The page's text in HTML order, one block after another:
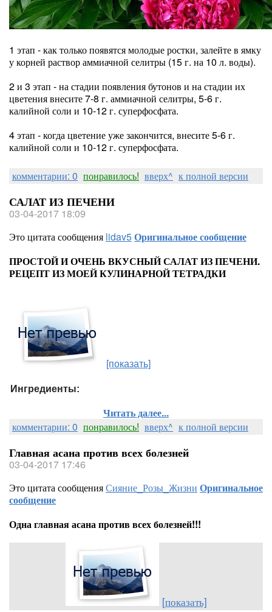
1 этап - как только появятся молодые ростки, залейте в ямку
у корней раствор аммиачной селитры (15 г. на 10 л. воды).
2 и 3 этап - на стадии появления бутонов и на стадии их
цветения внесите 7-8 г. аммиачной селитры, 5-6 г.
калийной соли и 10-12 г. суперфосфата.
4 этап - когда цветение уже закончится, внесите 5-6 г.
калийной соли и 10-12 г. суперфосфата.
комментарии: 0 понравилось! вверх^ к полной версии
САЛАТ ИЗ ПЕЧЕНИ
03-04-2017 18:09
Это цитата сообщения lidav5Оригинальное сообщение
ПРОСТОЙ И ОЧЕНЬ ВКУСНЫЙ САЛАТ ИЗ ПЕЧЕНИ.
РЕЦЕПТ ИЗ МОЕЙ КУЛИНАРНОЙ ТЕТРАДКИ
[показать]
Ингредиенты:
Читать далее...
комментарии: 0 понравилось! вверх^ к полной версии
Главная асана против всех болезней
03-04-2017 17:46
Это цитата сообщенияСияние_Розы_Жизни Оригинальное
сообщение
Одна главная асана против всех болезней!!!
[показать]